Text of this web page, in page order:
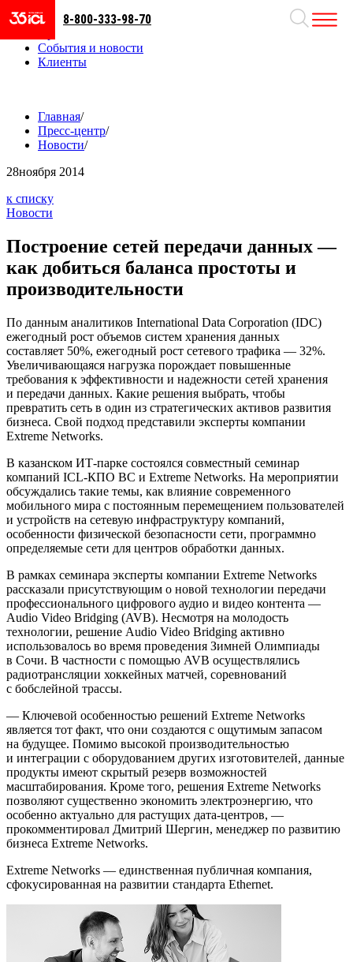
Направления
События и новости
Клиенты
8-800-333-98-70
Главная/
Пресс-центр/
Новости/
28ноября 2014
к списку
Новости
Построение сетей передачи данных —
как добиться баланса простоты и
производительности
По данным аналитиков International Data Corporation (IDC)
ежегодный рост объемов систем хранения данных
составляет 50%, ежегодный рост сетевого трафика — 32%.
Увеличивающаяся нагрузка порождает повышенные
требования к эффективности и надежности сетей хранения
и передачи данных. Какие решения выбрать, чтобы
превратить сеть в один из стратегических активов развития
бизнеса. Свой подход представили эксперты компании
Extreme Networks.
В казанском ИТ-парке состоялся совместный семинар
компаний ICL-КПО ВС и Extreme Networks. На мероприятии
обсуждались такие темы, как влияние современного
мобильного мира с постоянным перемещением пользователей
и устройств на сетевую инфраструктуру компаний,
особенности физической безопасности сети, программно
определяемые сети для центров обработки данных.
В рамках семинара эксперты компании Extreme Networks
рассказали присутствующим о новой технологии передачи
профессионального цифрового аудио и видео контента —
Audio Video Bridging (AVB). Несмотря на молодость
технологии, решение Audio Video Bridging активно
использовалось во время проведения Зимней Олимпиады
в Сочи. В частности с помощью AVB осуществлялись
радиотрансляции хоккейных матчей, соревнований
с бобслейной трассы.
— Ключевой особенностью решений Extreme Networks
является тот факт, что они создаются с ощутимым запасом
на будущее. Помимо высокой производительностью
и интеграции с оборудованием других изготовителей, данные
продукты имеют скрытый резерв возможностей
масштабирования. Кроме того, решения Extreme Networks
позволяют существенно экономить электроэнергию, что
особенно актуально для растущих дата-центров, —
прокомментировал Дмитрий Шергин, менеджер по развитию
бизнеса Extreme Networks.
Extreme Networks — единственная публичная компания,
сфокусированная на развитии стандарта Ethernet.